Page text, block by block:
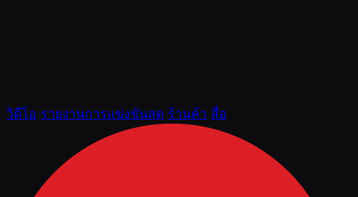
วิดีโอ รายงานการแข่งขันสด ร้านค้า สื่อ